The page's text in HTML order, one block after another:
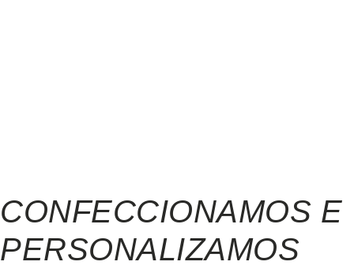
CONFECCIONAMOS E
PERSONALIZAMOS